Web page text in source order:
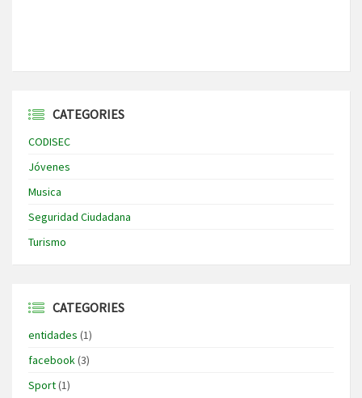
CATEGORIES
CODISEC
Jóvenes
Musica
Seguridad Ciudadana
Turismo
CATEGORIES
entidades (1)
facebook(3)
Sport(1)